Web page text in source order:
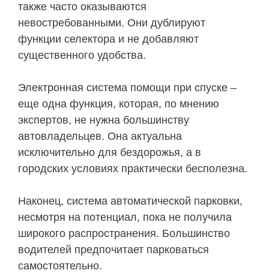
также часто оказываются
невостребованными. Они дублируют
функции селектора и не добавляют
существенного удобства.
Электронная система помощи при спуске –
еще одна функция, которая, по мнению
экспертов, не нужна большинству
автовладельцев. Она актуальна
исключительно для бездорожья, а в
городских условиях практически бесполезна.
Наконец, система автоматической парковки,
несмотря на потенциал, пока не получила
широкого распространения. Большинство
водителей предпочитает парковаться
самостоятельно.